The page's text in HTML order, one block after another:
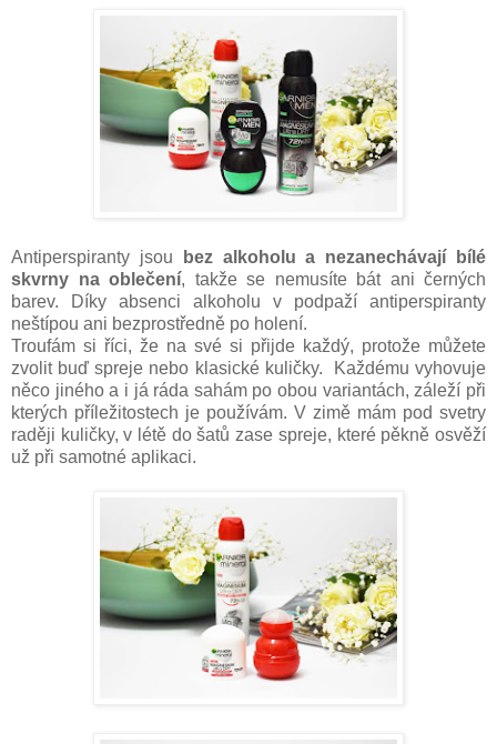
Antiperspiranty jsou
bez alkoholu a nezanechávají bílé
skvrny na oblečení, takže se nemusíte bát ani černých
barev. Díky absenci alkoholu v podpaží antiperspiranty
neštípou ani bezprostředně po holení.
Troufám si říci, že na své si přijde každý, protože můžete
zvolit buď spreje nebo klasické kuličky. Každému vyhovuje
něco jiného a i já ráda sahám po obou variantách, záleží při
kterých příležitostech je používám. V zimě mám pod svetry
raději kuličky, v létě do šatů zase spreje, které pěkně osvěží
už při samotné aplikaci.